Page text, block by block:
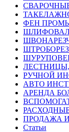
ФЕН
РУЧНОЙ
АВТО
АРЕНДА
ПРОДАЖА
Статьи